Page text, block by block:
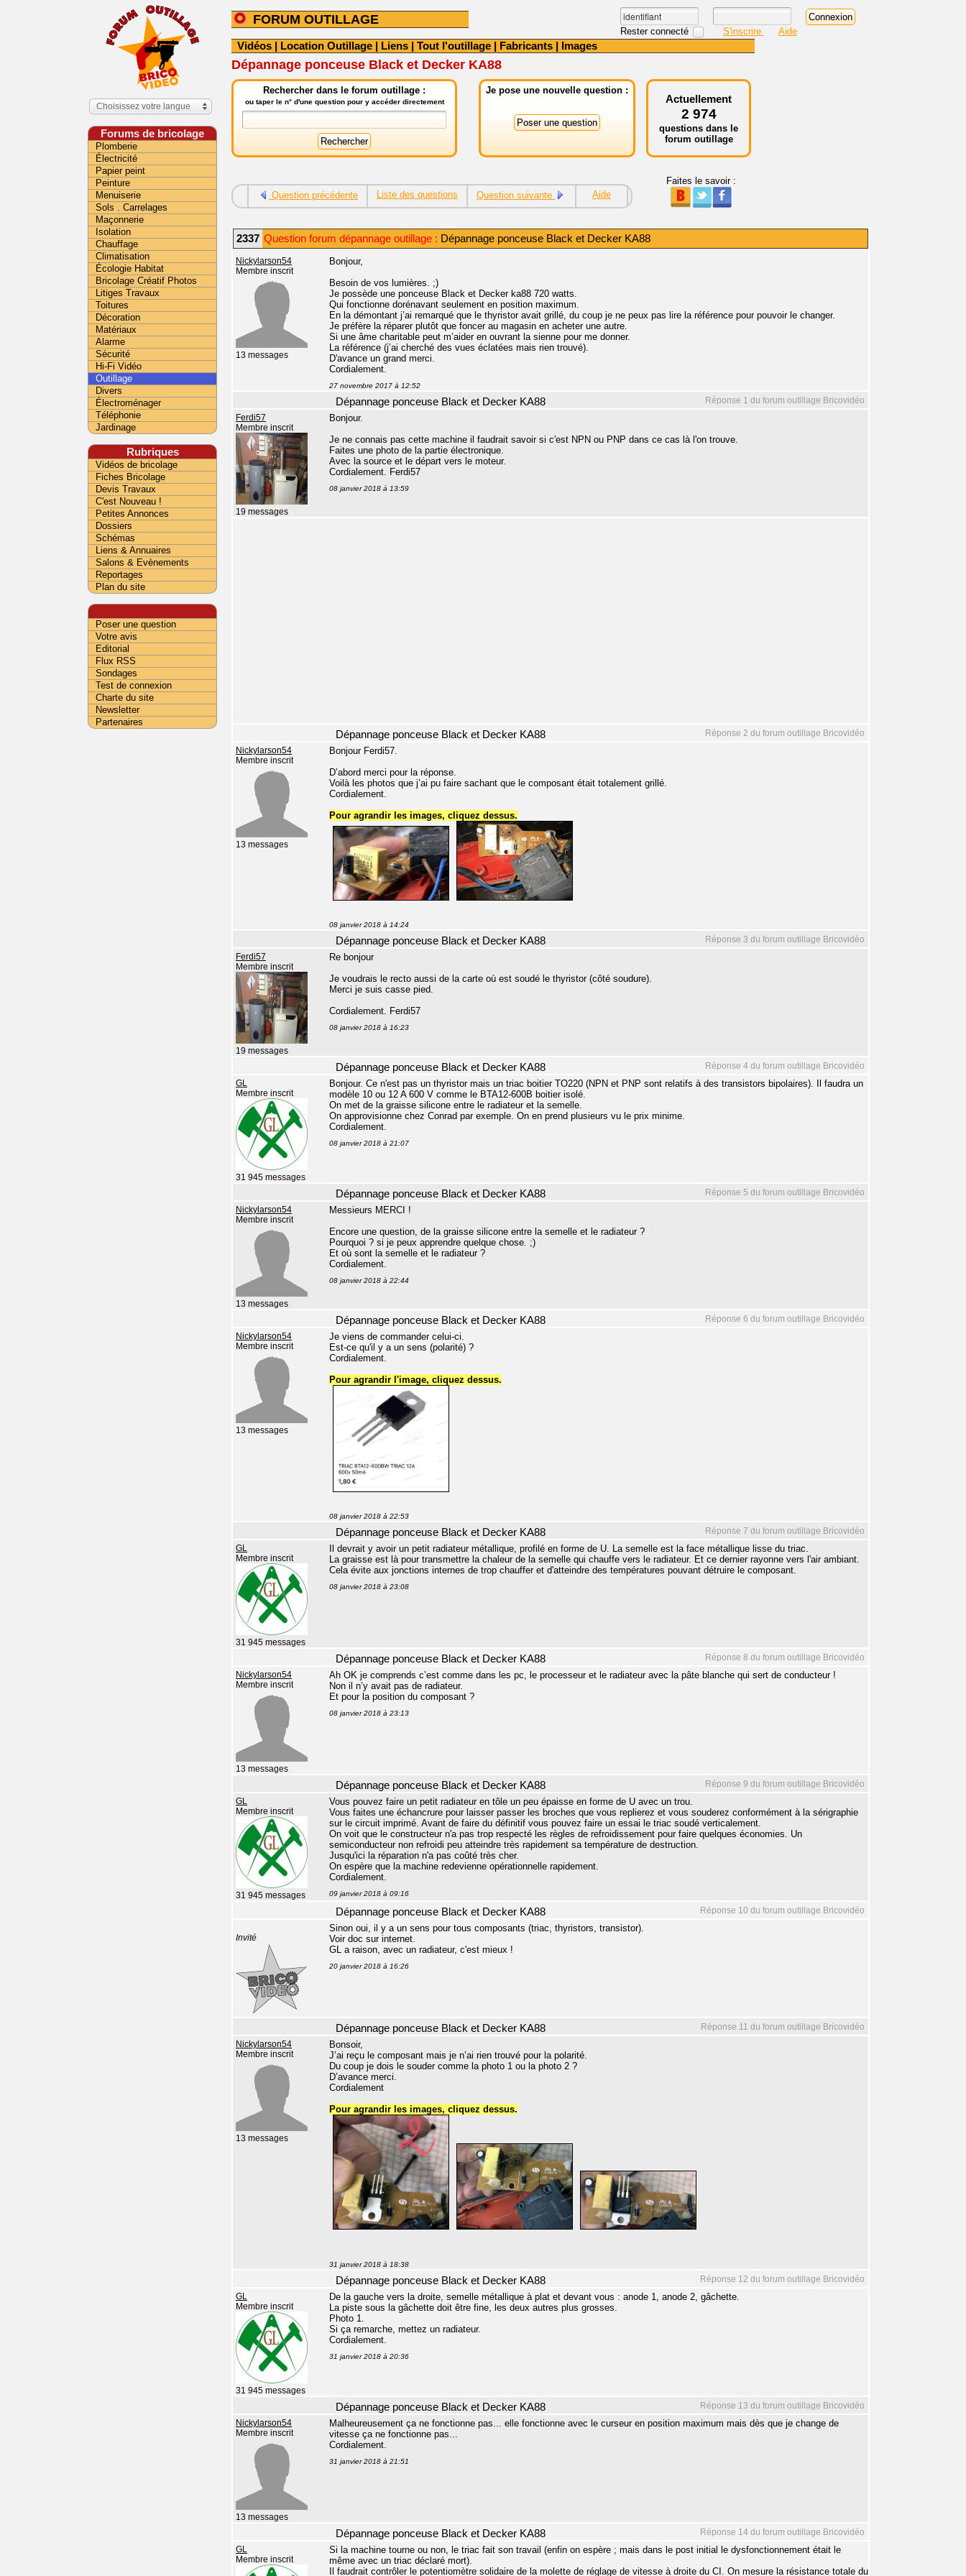
FORUM OUTILLAGE
Rester connecté S'inscrire Aide
Vidéos | Location Outillage | Liens | Tout l'outillage | Fabricants | Images
Dépannage ponceuse Black et Decker KA88
Rechercher dans le forum outillage :
ou taper le n° d'une question pour y accéder directement
Je pose une nouvelle question :
Actuellement
2 974
questions dans le
forum outillage
Question précédente Liste des questions Question suivante Aide
Faites le savoir :
2337 Question forum dépannage outillage : Dépannage ponceuse Black et Decker KA88
Nickylarson54
Membre inscrit
13 messages
Bonjour,
Besoin de vos lumières. ;)
Je possède une ponceuse Black et Decker ka88 720 watts.
Qui fonctionne dorénavant seulement en position maximum.
En la démontant j’ai remarqué que le thyristor avait grillé, du coup je ne peux pas lire la référence pour pouvoir le changer.
Je préfère la réparer plutôt que foncer au magasin en acheter une autre.
Si une âme charitable peut m’aider en ouvrant la sienne pour me donner.
La référence (j’ai cherché des vues éclatées mais rien trouvé).
D'avance un grand merci.
Cordialement.
27 novembre 2017 à 12:52
Réponse 1 du forum outillage Bricovidéo
Dépannage ponceuse Black et Decker KA88
Ferdi57
Membre inscrit
19 messages
Bonjour.
Je ne connais pas cette machine il faudrait savoir si c'est NPN ou PNP dans ce cas là l'on trouve.
Faites une photo de la partie électronique.
Avec la source et le départ vers le moteur.
Cordialement. Ferdi57
08 janvier 2018 à 13:59
Réponse 2 du forum outillage Bricovidéo
Dépannage ponceuse Black et Decker KA88
Nickylarson54
Membre inscrit
13 messages
Bonjour Ferdi57.
D’abord merci pour la réponse.
Voilà les photos que j’ai pu faire sachant que le composant était totalement grillé.
Cordialement.
Pour agrandir les images, cliquez dessus.
08 janvier 2018 à 14:24
Réponse 3 du forum outillage Bricovidéo
Dépannage ponceuse Black et Decker KA88
Ferdi57
Membre inscrit
19 messages
Re bonjour
Je voudrais le recto aussi de la carte où est soudé le thyristor (côté soudure).
Merci je suis casse pied.
Cordialement. Ferdi57
08 janvier 2018 à 16:23
Réponse 4 du forum outillage Bricovidéo
Dépannage ponceuse Black et Decker KA88
GL
Membre inscrit
31 945 messages
Bonjour. Ce n'est pas un thyristor mais un triac boitier TO220 (NPN et PNP sont relatifs à des transistors bipolaires). Il faudra un
modèle 10 ou 12 A 600 V comme le BTA12-600B boitier isolé.
On met de la graisse silicone entre le radiateur et la semelle.
On approvisionne chez Conrad par exemple. On en prend plusieurs vu le prix minime.
Cordialement.
08 janvier 2018 à 21:07
Réponse 5 du forum outillage Bricovidéo
Dépannage ponceuse Black et Decker KA88
Nickylarson54
Membre inscrit
13 messages
Messieurs MERCI !
Encore une question, de la graisse silicone entre la semelle et le radiateur ?
Pourquoi ? si je peux apprendre quelque chose. ;)
Et où sont la semelle et le radiateur ?
Cordialement.
08 janvier 2018 à 22:44
Réponse 6 du forum outillage Bricovidéo
Dépannage ponceuse Black et Decker KA88
Nickylarson54
Membre inscrit
13 messages
Je viens de commander celui-ci.
Est-ce qu'il y a un sens (polarité) ?
Cordialement.
Pour agrandir l'image, cliquez dessus.
08 janvier 2018 à 22:53
Réponse 7 du forum outillage Bricovidéo
Dépannage ponceuse Black et Decker KA88
GL
Membre inscrit
31 945 messages
Il devrait y avoir un petit radiateur métallique, profilé en forme de U. La semelle est la face métallique lisse du triac.
La graisse est là pour transmettre la chaleur de la semelle qui chauffe vers le radiateur. Et ce dernier rayonne vers l'air ambiant.
Cela évite aux jonctions internes de trop chauffer et d'atteindre des températures pouvant détruire le composant.
08 janvier 2018 à 23:08
Réponse 8 du forum outillage Bricovidéo
Dépannage ponceuse Black et Decker KA88
Nickylarson54
Membre inscrit
13 messages
Ah OK je comprends c’est comme dans les pc, le processeur et le radiateur avec la pâte blanche qui sert de conducteur !
Non il n’y avait pas de radiateur.
Et pour la position du composant ?
08 janvier 2018 à 23:13
Réponse 9 du forum outillage Bricovidéo
Dépannage ponceuse Black et Decker KA88
GL
Membre inscrit
31 945 messages
Vous pouvez faire un petit radiateur en tôle un peu épaisse en forme de U avec un trou.
Vous faites une échancrure pour laisser passer les broches que vous replierez et vous souderez conformément à la sérigraphie
sur le circuit imprimé. Avant de faire du définitif vous pouvez faire un essai le triac soudé verticalement.
On voit que le constructeur n'a pas trop respecté les règles de refroidissement pour faire quelques économies. Un
semiconducteur non refroidi peu atteindre très rapidement sa température de destruction.
Jusqu'ici la réparation n'a pas coûté très cher.
On espère que la machine redevienne opérationnelle rapidement.
Cordialement.
09 janvier 2018 à 09:16
Réponse 10 du forum outillage Bricovidéo
Dépannage ponceuse Black et Decker KA88
Invité
Sinon oui, il y a un sens pour tous composants (triac, thyristors, transistor).
Voir doc sur internet.
GL a raison, avec un radiateur, c'est mieux !
20 janvier 2018 à 16:26
Réponse 11 du forum outillage Bricovidéo
Dépannage ponceuse Black et Decker KA88
Nickylarson54
Membre inscrit
13 messages
Bonsoir,
J’ai reçu le composant mais je n’ai rien trouvé pour la polarité.
Du coup je dois le souder comme la photo 1 ou la photo 2 ?
D’avance merci.
Cordialement
Pour agrandir les images, cliquez dessus.
31 janvier 2018 à 18:38
Réponse 12 du forum outillage Bricovidéo
Dépannage ponceuse Black et Decker KA88
GL
Membre inscrit
31 945 messages
De la gauche vers la droite, semelle métallique à plat et devant vous : anode 1, anode 2, gâchette.
La piste sous la gâchette doit être fine, les deux autres plus grosses.
Photo 1.
Si ça remarche, mettez un radiateur.
Cordialement.
31 janvier 2018 à 20:36
Réponse 13 du forum outillage Bricovidéo
Dépannage ponceuse Black et Decker KA88
Nickylarson54
Membre inscrit
13 messages
Malheureusement ça ne fonctionne pas... elle fonctionne avec le curseur en position maximum mais dès que je change de
vitesse ça ne fonctionne pas...
Cordialement.
31 janvier 2018 à 21:51
Réponse 14 du forum outillage Bricovidéo
Dépannage ponceuse Black et Decker KA88
GL
Membre inscrit
Si la machine tourne ou non, le triac fait son travail (enfin on espère ; mais dans le post initial le dysfonctionnement était le
même avec un triac déclaré mort).
Il faudrait contrôler le potentiomètre solidaire de la molette de réglage de vitesse à droite du CI. On mesure la résistance totale du
Choisissez votre langue
Forums de bricolage
Plomberie
Électricité
Papier peint
Peinture
Menuiserie
Sols . Carrelages
Maçonnerie
Isolation
Chauffage
Climatisation
Écologie Habitat
Bricolage Créatif Photos
Litiges Travaux
Toitures
Décoration
Matériaux
Alarme
Sécurité
Hi-Fi Vidéo
Outillage
Divers
Électroménager
Téléphonie
Jardinage
Rubriques
Vidéos de bricolage
Fiches Bricolage
Devis Travaux
C'est Nouveau !
Petites Annonces
Dossiers
Schémas
Liens & Annuaires
Salons & Evènements
Reportages
Plan du site
Poser une question
Votre avis
Editorial
Flux RSS
Sondages
Test de connexion
Charte du site
Newsletter
Partenaires